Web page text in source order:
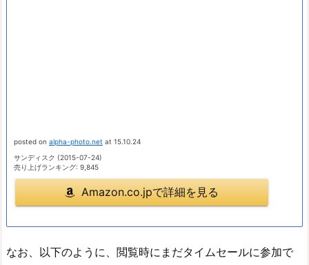
posted on alpha-photo.net at 15.10.24
サンディスク (2015-07-24)
売り上げランキング: 9,845
Amazon.co.jpで詳細を見る
なお、以下のように、閲覧時にまだタイムセールに参加で